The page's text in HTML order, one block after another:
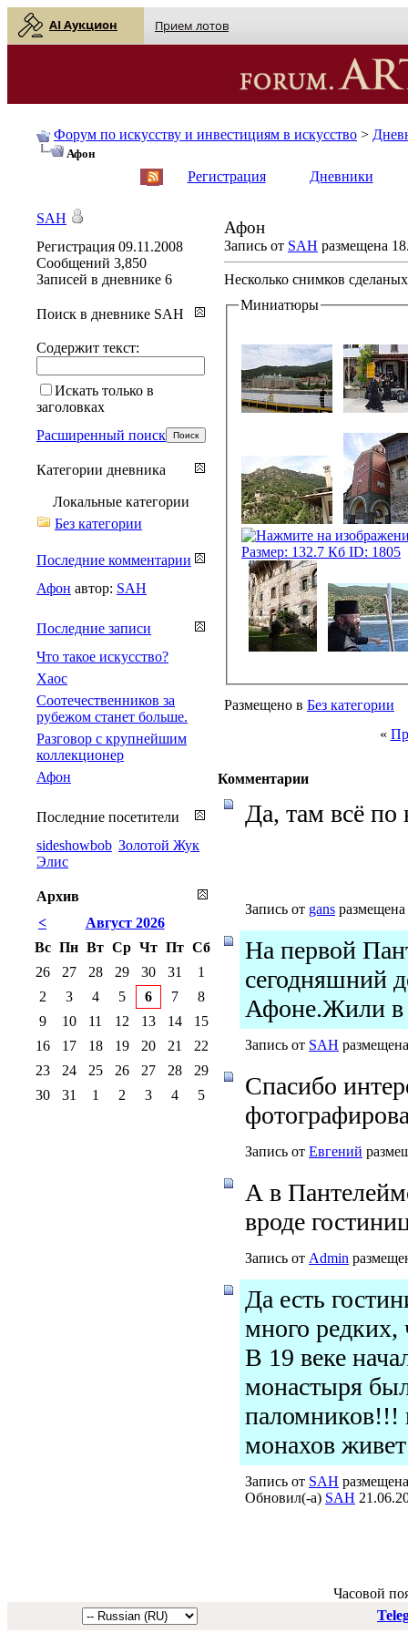
AI Аукцион Прием лотов
Форум по искусству и инвестициям в искусство >
Афон
Регистрация Дневники
Афон
Запись от SAH размещена
Несколько снимков
Миниатюры
Размещено в Без категории
«
Комментарии
Да, там всё по
Запись от gans
На первой
сегодняшний
Афоне.Жили в
Запись от SAH
Спасибо
Запись от Евгений
А в
вроде
Запись от Admin
Да есть
много
В 19 веке
монастыря
паломников!!!
монахов
Запись от SAH
Обновил(-а) SAH
SAH
Регистрация 09.11.2008
Сообщений 3,850
Записей в дневнике 6
Поиск в дневнике SAH
Содержит текст:
Искать только в
заголовках
Расширенный поиск
Категории дневника
Локальные категории
Без категории
Последние комментарии
Афон автор: SAH
Последние записи
Что такое искусство?
Хаос
Соотечественников за
рубежом станет больше.
Разговор с крупнейшим
коллекционер
Афон
Последние посетители
sideshowbob Золотой Жук
Элис
Архив
<
Август 2026
Вс Пн Вт Ср Чт Пт Сб
26
27 28 29 30 31
1
2
3 4 5 6 7
8
9
10 11 12 13 14
15
16
17 18 19 20 21
22
23
24 25 26 27 28
29
30
31 1 2 3 4 5
Часовой